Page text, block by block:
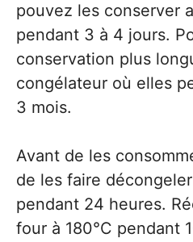
pouvez les conserver
pendant 3 à 4 jours.
conservation plus
congélateur où elles
3 mois.
Avant de les
de les faire
pendant 24 heures.
four à 180°C pendant